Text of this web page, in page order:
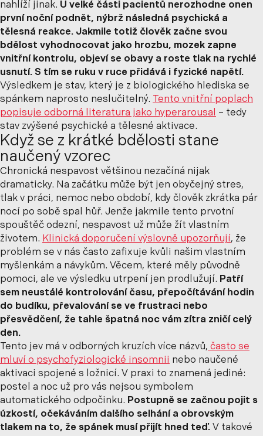
nahlíží jinak. U velké části pacientů nerozhodne onen
první noční podnět, nýbrž následná psychická a
tělesná reakce. Jakmile totiž člověk začne svou
bdělost vyhodnocovat jako hrozbu, mozek zapne
vnitřní kontrolu, objeví se obavy a roste tlak na rychlé
usnutí. S tím se ruku v ruce přidává i fyzické napětí.
Výsledkem je stav, který je z biologického hlediska se
spánkem naprosto neslučitelný. Tento vnitřní poplach
popisuje odborná literatura jako hyperarousal – tedy
stav zvýšené psychické a tělesné aktivace.
Když se z krátké bdělosti stane
naučený vzorec
Chronická nespavost většinou nezačíná nijak
dramaticky. Na začátku může být jen obyčejný stres,
tlak v práci, nemoc nebo období, kdy člověk zkrátka pár
nocí po sobě spal hůř. Jenže jakmile tento prvotní
spouštěč odezní, nespavost už může žít vlastním
životem. Klinická doporučení výslovně upozorňují, že
problém se v nás často zafixuje kvůli našim vlastním
myšlenkám a návykům. Věcem, které měly původně
pomoci, ale ve výsledku utrpení jen prodlužují. Patří
sem neustálé kontrolování času, přepočítávání hodin
do budíku, převalování se ve frustraci nebo
přesvědčení, že tahle špatná noc vám zítra zničí celý
den.
Tento jev má v odborných kruzích více názvů, často se
mluví o psychofyziologické insomnii nebo naučené
aktivaci spojené s ložnicí. V praxi to znamená jediné:
postel a noc už pro vás nejsou symbolem
automatického odpočinku. Postupně se začnou pojit s
úzkostí, očekáváním dalšího selhání a obrovským
tlakem na to, že spánek musí přijít hned teď. V takové